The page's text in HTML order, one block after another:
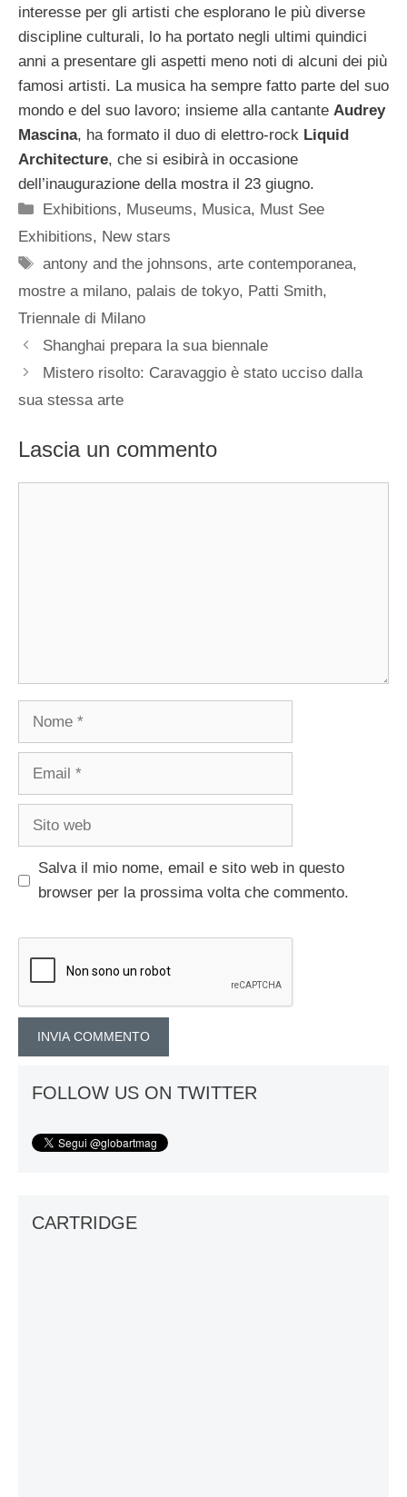
interesse per gli artisti che esplorano le più diverse
discipline culturali, lo ha portato negli ultimi quindici
anni a presentare gli aspetti meno noti di alcuni dei più
famosi artisti. La musica ha sempre fatto parte del suo
mondo e del suo lavoro; insieme alla cantante Audrey
Mascina, ha formato il duo di elettro-rock Liquid
Architecture, che si esibirà in occasione
dell’inaugurazione della mostra il 23 giugno.
Categorie
Exhibitions, Museums, Musica, Must See
Exhibitions, New stars
Tag
antony and the johnsons,arte contemporanea,
mostre a milano, palais de tokyo, Patti Smith,
Triennale di Milano
Shanghai prepara la sua biennale
Mistero risolto: Caravaggio è stato ucciso dalla
sua stessa arte
Lascia un commento
Nome
Email
Sito
Salva il mio nome, email e sito web in questo
browser per la prossima volta che commento.
FOLLOW US ON TWITTER
CARTRIDGE